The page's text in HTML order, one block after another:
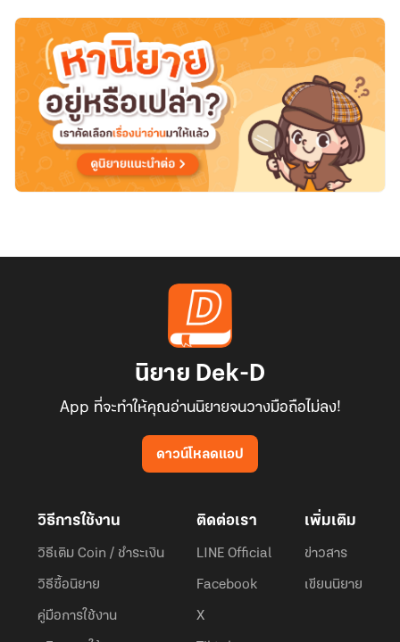
นิยาย Dek-D
App ที่จะทำให้คุณอ่านนิยายจนวางมือถือไม่ลง!
ดาวน์โหลดแอป
วิธีการใช้งาน
วิธีเติม Coin / ชำระเงิน
วิธีซื้อนิยาย
คู่มือการใช้งาน
ติดต่อเรา
LINE Official
Facebook
X
เพิ่มเติม
ข่าวสาร
เขียนนิยาย